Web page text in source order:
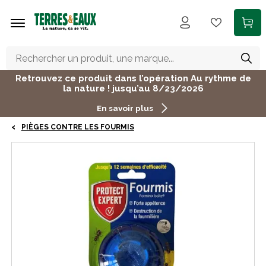
Retrouvez ce produit dans l’opération Au rythme de
la nature ! jusqu’au 8/23/2026
En savoir plus
PIÈGES CONTRE LES FOURMIS